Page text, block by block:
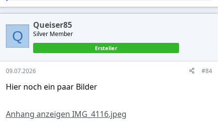
t
o
n
Q
Queiser85
Silver Member
Ersteller
09.07.2026 #84
Hier noch ein paar Bilder
Anhang anzeigen IMG_4116.jpeg